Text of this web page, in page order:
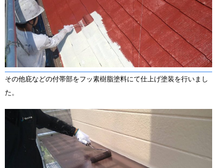
その他庇などの付帯部をフッ素樹脂塗料にて仕上げ塗装を行いまし
た。